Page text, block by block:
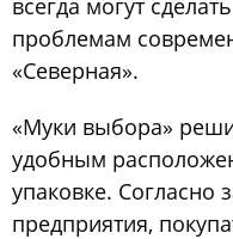
проблемам
«Северная».
«Муки выбора»
удобным
упаковке. Согласно
предприятия,